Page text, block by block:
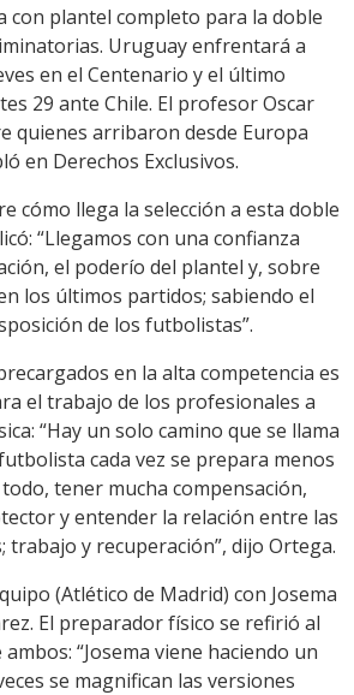
Link
con plantel completo para la doble
Uruguay enfrentará a
en el Centenario y el último
29 ante Chile. El profesor Oscar
quienes arribaron desde Europa
en Derechos Exclusivos.
cómo llega la selección a esta doble
“Llegamos con una confianza
el poderío del plantel y, sobre
los últimos partidos; sabiendo el
de los futbolistas”.
en la alta competencia es
el trabajo de los profesionales a
“Hay un solo camino que se llama
cada vez se prepara menos
tener mucha compensación,
y entender la relación entre las
trabajo y recuperación”, dijo Ortega.
(Atlético de Madrid) con Josema
El preparador físico se refirió al
“Josema viene haciendo un
se magnifican las versiones